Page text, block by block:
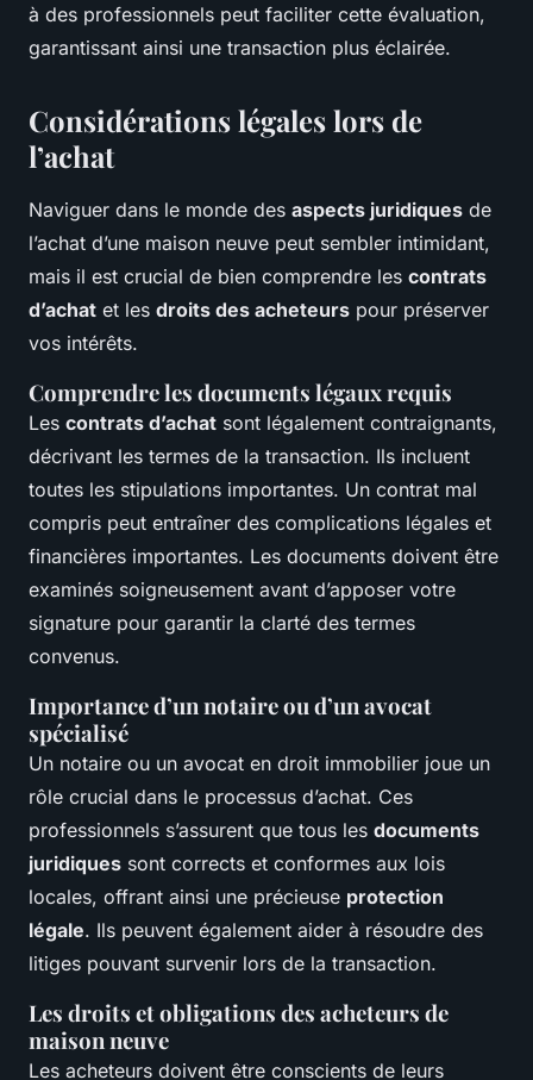
à des professionnels peut faciliter cette évaluation,
garantissant ainsi une transaction plus éclairée.
Considérations légales lors de
l’achat
Naviguer dans le monde des aspects juridiques de
l’achat d’une maison neuve peut sembler intimidant,
mais il est crucial de bien comprendre les contrats
d’achat et les droits des acheteurs pour préserver
vos intérêts.
Comprendre les documents légaux requis
Les contrats d’achat sont légalement contraignants,
décrivant les termes de la transaction. Ils incluent
toutes les stipulations importantes. Un contrat mal
compris peut entraîner des complications légales et
financières importantes. Les documents doivent être
examinés soigneusement avant d’apposer votre
signature pour garantir la clarté des termes
convenus.
Importance d’un notaire ou d’un avocat
spécialisé
Un notaire ou un avocat en droit immobilier joue un
rôle crucial dans le processus d’achat. Ces
professionnels s’assurent que tous les documents
juridiques sont corrects et conformes aux lois
locales, offrant ainsi une précieuse protection
légale. Ils peuvent également aider à résoudre des
litiges pouvant survenir lors de la transaction.
Les droits et obligations des acheteurs de
maison neuve
Les acheteurs doivent être conscients de leurs